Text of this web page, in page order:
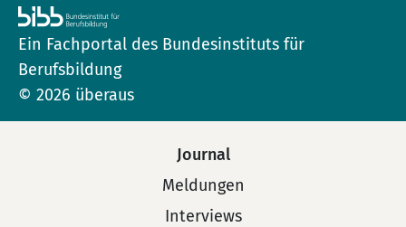
Ein Fachportal des Bundesinstituts für
Berufsbildung
© 2026 überaus
Journal
Meldungen
Interviews